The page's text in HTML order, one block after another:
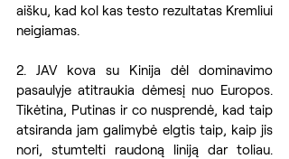
aišku, kad kol kas testo rezultatas Kremliui
neigiamas.
2. JAV kova su Kinija dėl dominavimo
pasaulyje atitraukia dėmesį nuo Europos.
Tikėtina, Putinas ir co nusprendė, kad taip
atsiranda jam galimybė elgtis taip, kaip jis
nori, stumtelti raudoną liniją dar toliau.